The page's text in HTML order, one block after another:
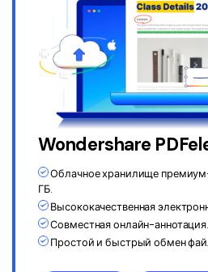
Wondershare
Облачное хранилище
ГБ.
Высококачественная
Совместная онлайн-аннотация.
Простой и быстрый обмен